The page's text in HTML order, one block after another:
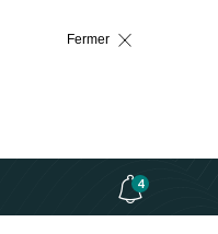
Fermer
4